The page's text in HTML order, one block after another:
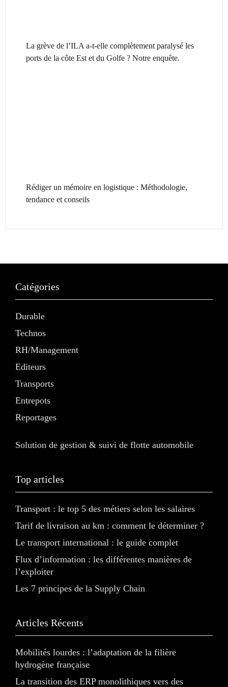
La grève de l’ILA a-t-elle complètement paralysé les
ports de la côte Est et du Golfe ? Notre enquête.
Rédiger un mémoire en logistique : Méthodologie,
tendance et conseils
Catégories
Durable
Technos
RH/Management
Editeurs
Transports
Entrepots
Reportages
Solution de gestion & suivi de flotte automobile
Top articles
Transport : le top 5 des métiers selon les salaires
Tarif de livraison au km : comment le déterminer ?
Le transport international : le guide complet
Flux d’information : les différentes manières de
l’exploiter
Les 7 principes de la Supply Chain
Articles Récents
Mobilités lourdes : l’adaptation de la filière
hydrogène française
La transition des ERP monolithiques vers des